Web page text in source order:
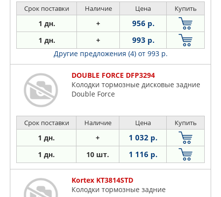
Срок поставки Наличие Цена Купить
1 дн. + 956 р.
1 дн. + 993 р.
Другие предложения (4) от 993 р.
DOUBLE FORCE DFP3294
Колодки тормозные дисковые задние
Double Force
Срок поставки Наличие Цена Купить
1 дн. + 1 032 р.
1 дн. 10 шт. 1 116 р.
Kortex KT3814STD
Колодки тормозные задние